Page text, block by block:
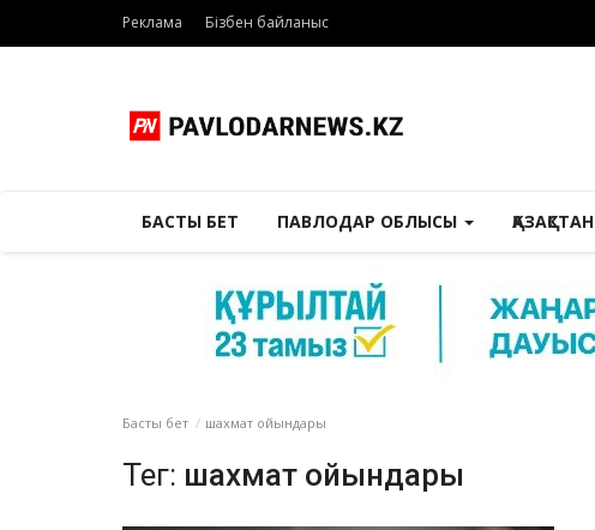
Реклама Бізбен байланыс
БАСТЫ БЕТ ПАВЛОДАР ОБЛЫСЫ ҚАЗАҚСТАН
Басты бет шахмат ойындары
Тег: шахмат ойындары